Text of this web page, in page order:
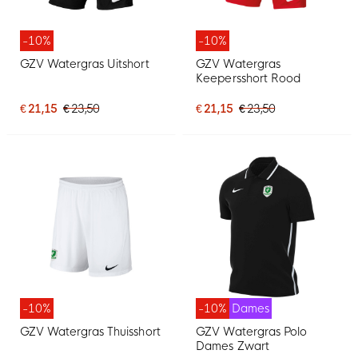
-10%
GZV Watergras Uitshort
€ 21,15 € 23,50
-10%
GZV Watergras
Keepersshort Rood
€ 21,15 € 23,50
-10%
GZV Watergras Thuisshort
-10% Dames
GZV Watergras Polo
Dames Zwart